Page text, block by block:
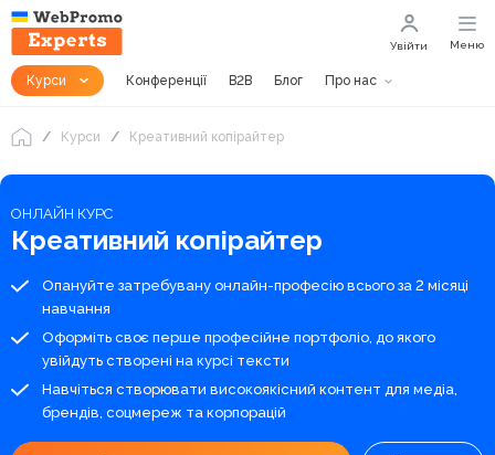
Курси Конференції B2B Блог Про нас
Увійти Меню
Курси Креативний копірайтер
ОНЛАЙН КУРС
Креативний копірайтер
Опануйте затребувану онлайн-професію всього за 2 місяці
навчання
Оформіть своє перше професійне портфоліо, до якого
увійдуть створені на курсі тексти
Навчіться створювати високоякісний контент для медіа,
брендів, соцмереж та корпорацій